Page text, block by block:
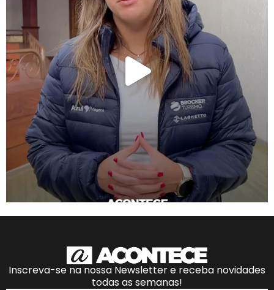
Inscreva-se na nossa Newsletter e receba novidades
todas as semanas!